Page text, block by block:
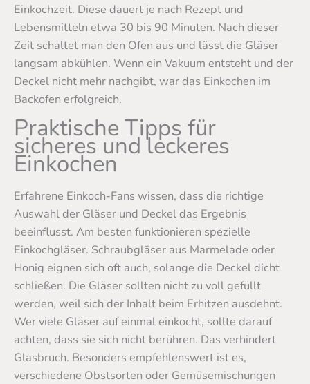
Einkochzeit. Diese dauert je nach Rezept und
Lebensmitteln etwa 30 bis 90 Minuten. Nach dieser
Zeit schaltet man den Ofen aus und lässt die Gläser
langsam abkühlen. Wenn ein Vakuum entsteht und der
Deckel nicht mehr nachgibt, war das Einkochen im
Backofen erfolgreich.
Praktische Tipps für
sicheres und leckeres
Einkochen
Erfahrene Einkoch-Fans wissen, dass die richtige
Auswahl der Gläser und Deckel das Ergebnis
beeinflusst. Am besten funktionieren spezielle
Einkochgläser. Schraubgläser aus Marmelade oder
Honig eignen sich oft auch, solange die Deckel dicht
schließen. Die Gläser sollten nicht zu voll gefüllt
werden, weil sich der Inhalt beim Erhitzen ausdehnt.
Wer viele Gläser auf einmal einkocht, sollte darauf
achten, dass sie sich nicht berühren. Das verhindert
Glasbruch. Besonders empfehlenswert ist es,
verschiedene Obstsorten oder Gemüsemischungen